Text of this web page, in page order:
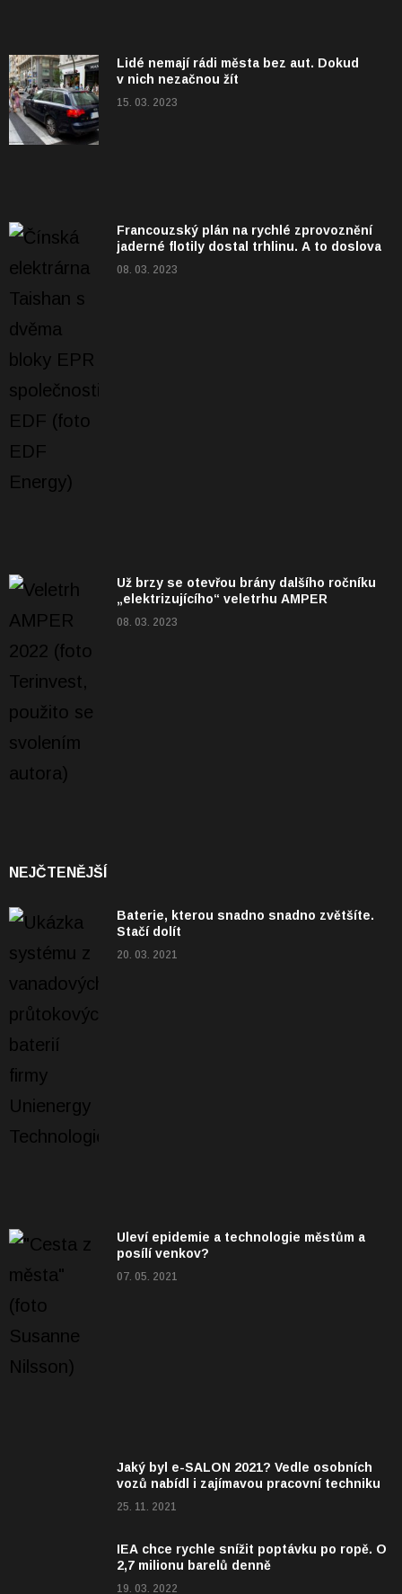
Lidé nemají rádi města bez aut. Dokud
v nich nezačnou žít
15. 03. 2023
Francouzský plán na rychlé zprovoznění
jaderné flotily dostal trhlinu. A to doslova
08. 03. 2023
Už brzy se otevřou brány dalšího ročníku
„elektrizujícího“ veletrhu AMPER
08. 03. 2023
NEJČTENĚJŠÍ
Baterie, kterou snadno snadno zvětšíte.
Stačí dolít
20. 03. 2021
Uleví epidemie a technologie městům a
posílí venkov?
07. 05. 2021
Jaký byl e-SALON 2021? Vedle osobních
vozů nabídl i zajímavou pracovní techniku
25. 11. 2021
IEA chce rychle snížit poptávku po ropě. O
2,7 milionu barelů denně
19. 03. 2022